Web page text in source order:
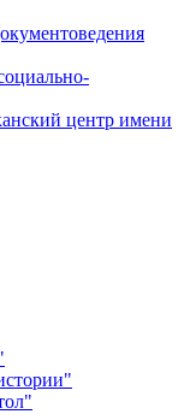
центр имени